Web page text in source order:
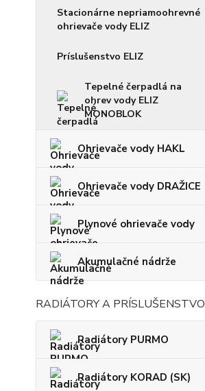
Stacionárne nepriamoohrevné
ohrievače vody ELIZ
Príslušenstvo ELIZ
Tepelné čerpadlá na
ohrev vody ELIZ
MONOBLOK
Ohrievače vody HAKL
Ohrievače vody DRAŽICE
Plynové ohrievače vody
Akumulačné nádrže
RADIÁTORY A PRÍSLUŠENSTVO
Radiátory PURMO
Radiátory KORAD (SK)